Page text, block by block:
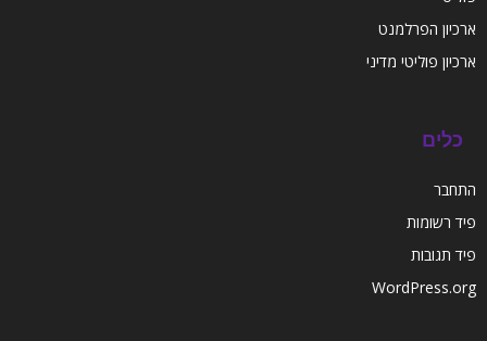
ארכיון הפרלמנט
ארכיון פוליטי מדיני
כלים
התחבר
פיד רשומות
פיד תגובות
WordPress.org